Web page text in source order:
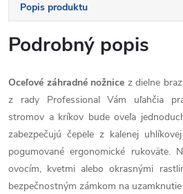
Popis produktu
Podrobný popis
Oceľové záhradné nožnice z dielne
z rady Professional Vám uľahčia
stromov a kríkov bude oveľa
zabezpečujú čepele z kalenej
pogumované ergonomické rukoväte.
ovocím, kvetmi alebo okrasnými
bezpečnostným zámkom na